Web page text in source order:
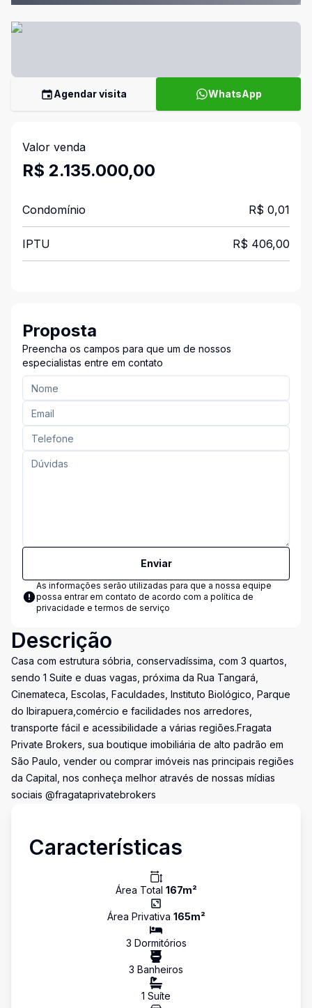
Agendar visita WhatsApp
Valor venda
R$ 2.135.000,00
Condomínio R$ 0,01
IPTU R$ 406,00
Proposta
Preencha os campos para que um de nossos
especialistas entre em contato
Enviar
As informações serão utilizadas para que a nossa equipe
possa entrar em contato de acordo com a política de
privacidade e termos de serviço
Descrição
Casa com estrutura sóbria, conservadíssima, com 3 quartos,
sendo 1 Suite e duas vagas, próxima da Rua Tangará,
Cinemateca, Escolas, Faculdades, Instituto Biológico, Parque
do Ibirapuera,comércio e facilidades nos arredores,
transporte fácil e acessibilidade a várias regiões.Fragata
Private Brokers, sua boutique imobiliária de alto padrão em
São Paulo, vender ou comprar imóveis nas principais regiões
da Capital, nos conheça melhor através de nossas mídias
sociais @fragataprivatebrokers
Características
Área Total 167m²
Área Privativa 165m²
3 Dormitórios
3 Banheiros
1 Suíte